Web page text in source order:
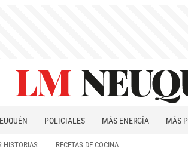
POLICIALES MÁS ENERGÍA MÁS
HISTORIAS RECETAS DE COCINA